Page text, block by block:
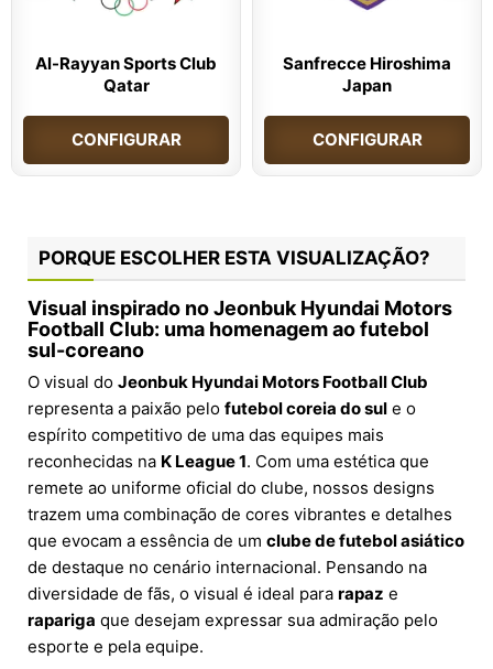
Al-Rayyan Sports Club
Qatar
CONFIGURAR
Sanfrecce Hiroshima
Japan
CONFIGURAR
PORQUE ESCOLHER ESTA VISUALIZAÇÃO?
Visual inspirado no Jeonbuk Hyundai Motors
Football Club: uma homenagem ao futebol
sul-coreano
O visual do Jeonbuk Hyundai Motors Football Club
representa a paixão pelo futebol coreia do sul e o
espírito competitivo de uma das equipes mais
reconhecidas na K League 1. Com uma estética que
remete ao uniforme oficial do clube, nossos designs
trazem uma combinação de cores vibrantes e detalhes
que evocam a essência de um clube de futebol asiático
de destaque no cenário internacional. Pensando na
diversidade de fãs, o visual é ideal para rapaz e
rapariga que desejam expressar sua admiração pelo
esporte e pela equipe.